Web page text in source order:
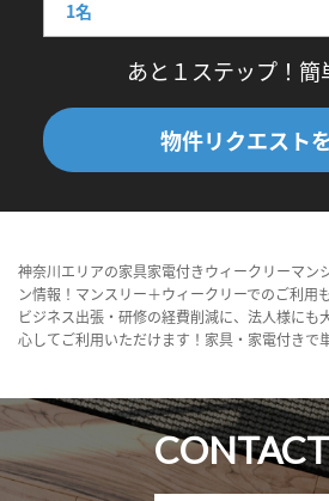
あと１ステップ！簡
物件リクエスト
神奈川エリアの家具家電付きウィークリーマン
ン情報！マンスリー＋ウィークリーでのご利用
ビジネス出張・研修の経費削減に、法人様にも
心してご利用いただけます！家具・家電付きで